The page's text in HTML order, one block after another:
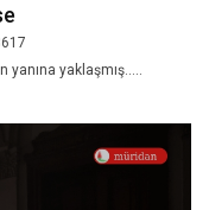
yanına yaklaşmış.....